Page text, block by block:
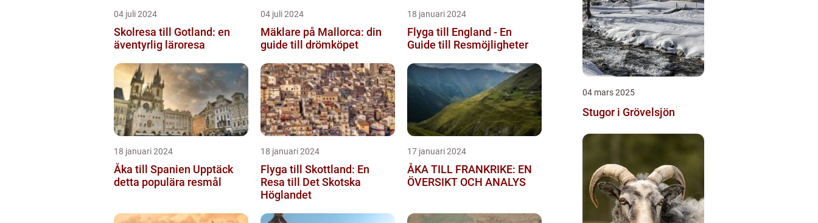
04 juli 2024
Skolresa till Gotland: en
äventyrlig läroresa
04 juli 2024
Mäklare på Mallorca: din
guide till drömköpet
18 januari 2024
Flyga till England - En
Guide till Resmöjligheter
18 januari 2024
Åka till Spanien Upptäck
detta populära resmål
18 januari 2024
Flyga till Skottland: En
Resa till Det Skotska
Höglandet
17 januari 2024
ÅKA TILL FRANKRIKE: EN
ÖVERSIKT OCH ANALYS
04 mars 2025
Stugor i Grövelsjön